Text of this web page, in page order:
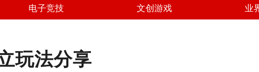
电子竞技 文创游戏 业
玩法分享